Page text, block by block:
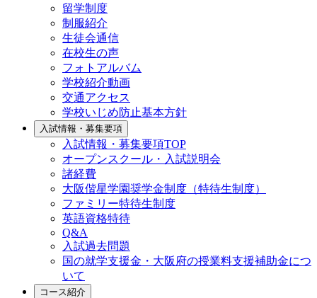
留学制度
制服紹介
生徒会通信
在校生の声
フォトアルバム
学校紹介動画
交通アクセス
学校いじめ防止基本方針
入試情報・募集要項
入試情報・募集要項TOP
オープンスクール・入試説明会
諸経費
大阪偕星学園奨学金制度（特待生制度）
ファミリー特待生制度
英語資格特待
Q&A
入試過去問題
国の就学支援金・大阪府の授業料支援補助金につ
いて
コース紹介